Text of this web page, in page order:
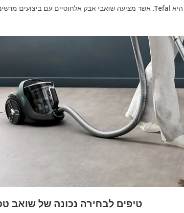
Tefal, אשר מציעה שואבי אבק אלחוטיים עם ביצועים
טיפים לבחירה נכונה של שואב